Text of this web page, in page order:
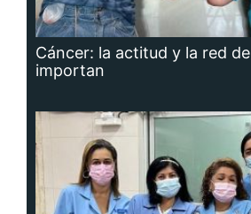
Cáncer: la actitud y la red
importan